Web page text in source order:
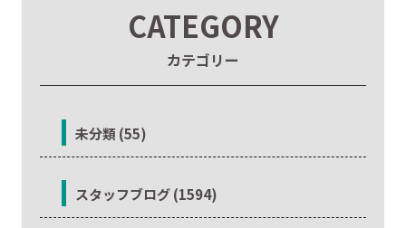
CATEGORY
カテゴリー
未分類 (55)
スタッフブログ (1594)